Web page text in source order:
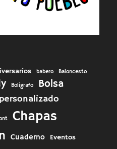
babero
Baloncesto
Boligrafo Bolsa
Chapas
Cuaderno Eventos